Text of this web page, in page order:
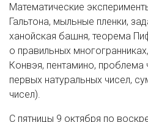
Математические
Гальтона, мыльные пленки,
ханойская башня, теорема
о правильных
Конвэя, пентамино,
первых натуральных чисел,
чисел).
С пятницы 9 октября по